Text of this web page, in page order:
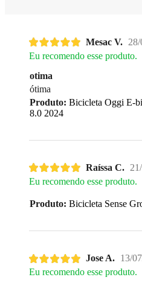
Mesac V.
Eu recomendo esse produto.
otima
ótima
Produto: Bicicleta Oggi E-
8.0 2024
Raíssa C.
Eu recomendo esse produto.
Produto: Bicicleta Sense
Jose A. 13/
Eu recomendo esse produto.